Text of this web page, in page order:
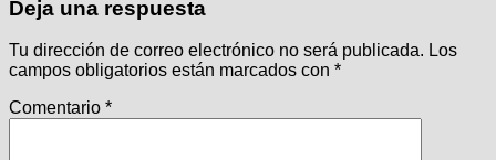
Deja una respuesta
Tu dirección de correo electrónico no será publicada. Los
campos obligatorios están marcados con *
Comentario *